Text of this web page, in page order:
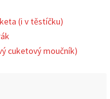
(i v těstíčku)
cuketový moučník)